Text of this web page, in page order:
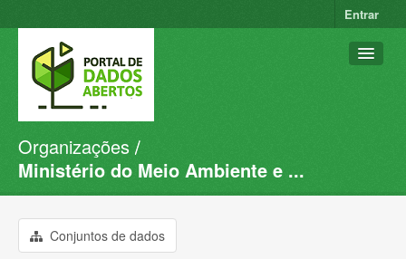
Entrar
Conjuntos de dados
Organizações
Sobre
Organizações
Ministério do Meio Ambiente e ...
Conjuntos de dados